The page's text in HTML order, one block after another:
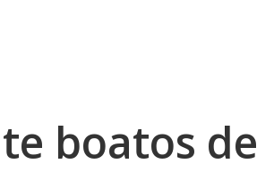
boatos de